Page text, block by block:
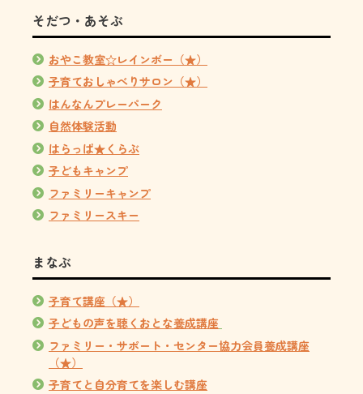
そだつ・あそぶ
おやこ教室☆レインボー（★）
子育ておしゃべりサロン（★）
はんなんプレーパーク
自然体験活動
はらっぱ★くらぶ
子どもキャンプ
ファミリーキャンプ
ファミリースキー
まなぶ
子育て講座（★）
子どもの声を聴くおとな養成講座
ファミリー・サポート・センター協力会員養成講座
（★）
子育てと自分育てを楽しむ講座